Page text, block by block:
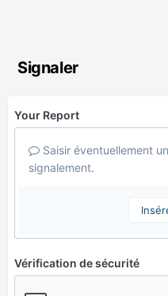
Signaler
Your Report
Saisir éventuellement
signalement.
Vérification de sécurité